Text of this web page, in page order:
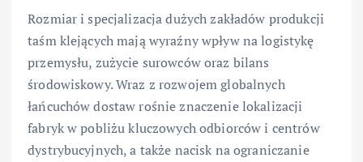
Rozmiar i specjalizacja dużych zakładów produkcji
taśm klejących mają wyraźny wpływ na logistykę
przemysłu, zużycie surowców oraz bilans
środowiskowy. Wraz z rozwojem globalnych
łańcuchów dostaw rośnie znaczenie lokalizacji
fabryk w pobliżu kluczowych odbiorców i centrów
dystrybucyjnych, a także nacisk na ograniczanie